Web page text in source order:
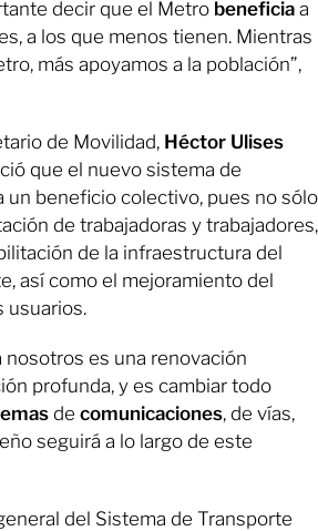
decir que el Metro beneficia a
a los que menos tienen. Mientras
más apoyamos a la población”,
de Movilidad, Héctor Ulises
que el nuevo sistema de
un beneficio colectivo, pues no sólo
de trabajadoras y trabajadores,
de la infraestructura del
así como el mejoramiento del
usuarios.
nosotros es una renovación
profunda, y es cambiar todo
de comunicaciones, de vías,
seguirá a lo largo de este
del Sistema de Transporte